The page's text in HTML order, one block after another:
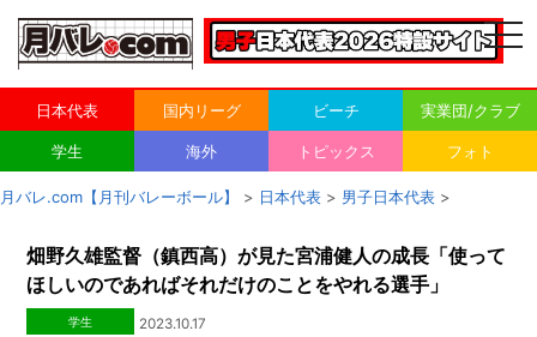
日本代表 国内リーグ ビーチ 実業団/クラブ
学生 海外 トピックス フォト
月バレ.com【月刊バレーボール】 > 日本代表 > 男子日本代表 >
畑野久雄監督（鎮西高）が見た宮浦健人の成長「使って
ほしいのであればそれだけのことをやれる選手」
学生 2023.10.17